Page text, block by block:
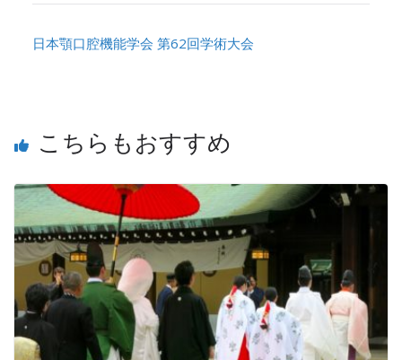
日本顎口腔機能学会 第62回学術大会
こちらもおすすめ